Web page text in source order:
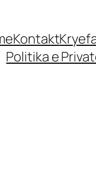
Kontakt
Politika e